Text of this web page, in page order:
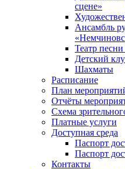
сцене»
Ансамбль
Театр
Детский
Шахматы
Расписание
План
Отчёты
Схема
Платные услуги
Доступная среда
Паспорт
Паспорт
Контакты